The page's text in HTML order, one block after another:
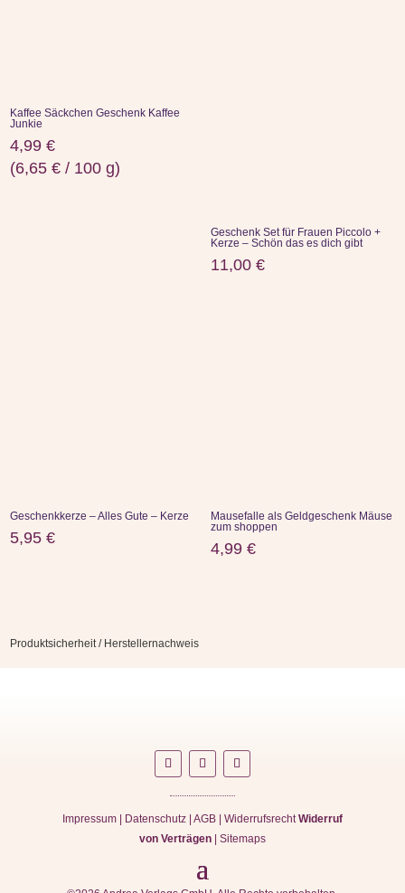
Kaffee Säckchen Geschenk Kaffee
Junkie
4,99€
(6,65€ / 100 g)
Geschenk Set für Frauen Piccolo +
Kerze – Schön das es dich gibt
11,00 €
Geschenkkerze – Alles Gute – Kerze
5,95€
Mausefalle als Geldgeschenk Mäuse
zum shoppen
4,99 €
Produktsicherheit / Herstellernachweis
Impressum| Datenschutz| AGB| WiderrufsrechtWiderruf
von Verträgen| Sitemaps